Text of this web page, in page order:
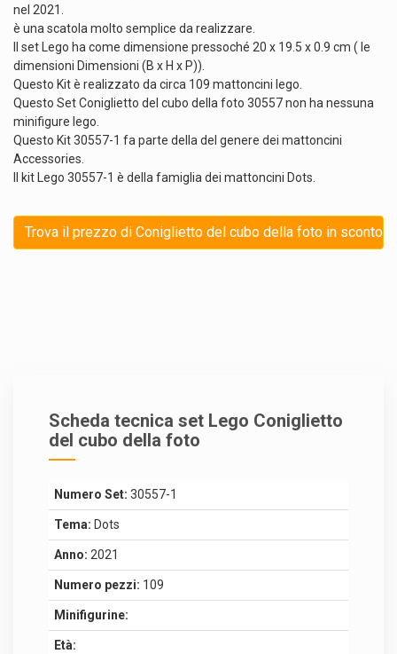
nel 2021.
è una scatola molto semplice da realizzare.
Il set Lego ha come dimensione pressoché 20 x 19.5 x 0.9 cm ( le
dimensioni Dimensioni (B x H x P)).
Questo Kit è realizzato da circa 109 mattoncini lego.
Questo Set Coniglietto del cubo della foto 30557 non ha nessuna
minifigure lego.
Questo Kit 30557-1 fa parte della del genere dei mattoncini
Accessories.
Il kit Lego 30557-1 è della famiglia dei mattoncini Dots.
Trova il prezzo di Coniglietto del cubo della foto in sconto
Scheda tecnica set Lego Coniglietto
del cubo della foto
Numero Set: 30557-1
Tema: Dots
Anno: 2021
Numero pezzi: 109
Minifigurine:
Età: